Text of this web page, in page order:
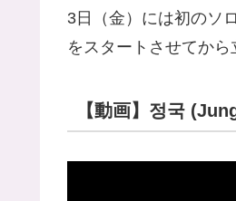
3日（金）には初のソ
をスタートさせてから
【動画】정국